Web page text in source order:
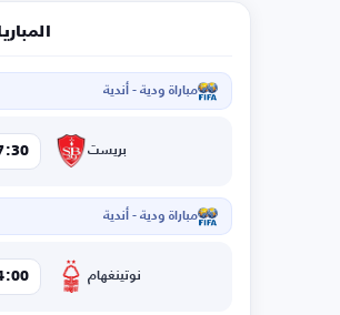
مباراة ودية - أندية
بريست
مباراة ودية - أندية
نوتينغهام